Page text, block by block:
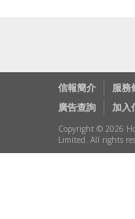
信報簡介 服務
廣告查詢
加入
Copyright © 2026
Limited. All rights